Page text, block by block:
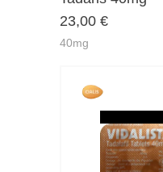
23,00 €
40mg